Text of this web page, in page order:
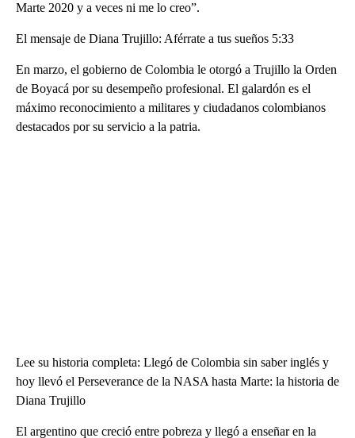
Marte 2020 y a veces ni me lo creo”.
El mensaje de Diana Trujillo: Aférrate a tus sueños 5:33
En marzo, el gobierno de Colombia le otorgó a Trujillo la Orden
de Boyacá por su desempeño profesional. El galardón es el
máximo reconocimiento a militares y ciudadanos colombianos
destacados por su servicio a la patria.
Lee su historia completa: Llegó de Colombia sin saber inglés y
hoy llevó el Perseverance de la NASA hasta Marte: la historia de
Diana Trujillo
El argentino que creció entre pobreza y llegó a enseñar en la